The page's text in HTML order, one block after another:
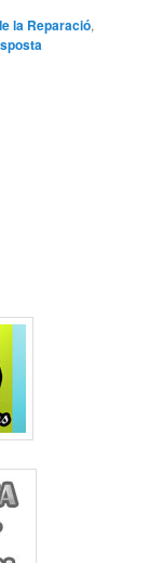
la Reparació,